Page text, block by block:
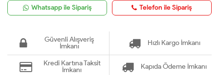
Whatsapp ile Sipariş Telefon ile Sipariş
Güvenli Alışveriş
İmkanı
Hızlı Kargo İmkanı
Kredi Kartına Taksit
İmkanı
Kapıda Ödeme İmkanı